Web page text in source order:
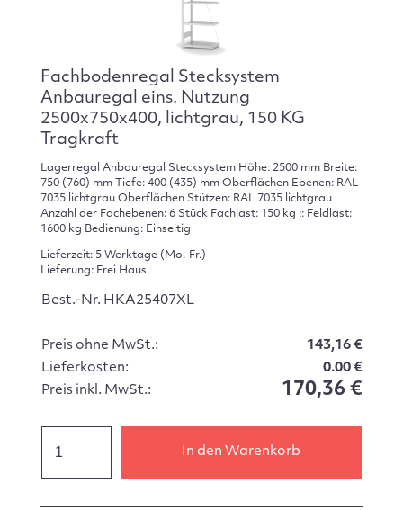
Fachbodenregal Stecksystem
Anbauregal eins. Nutzung
2500x750x400, lichtgrau, 150 KG
Tragkraft
Lagerregal Anbauregal Stecksystem Höhe: 2500 mm Breite:
750 (760) mm Tiefe: 400 (435) mm Oberflächen Ebenen: RAL
7035 lichtgrau Oberflächen Stützen: RAL 7035 lichtgrau
Anzahl der Fachebenen: 6 Stück Fachlast: 150 kg :: Feldlast:
1600 kg Bedienung: Einseitig
Lieferzeit: 5 Werktage (Mo.-Fr.)
Lieferung: Frei Haus
Best.-Nr. HKA25407XL
Preis ohne MwSt.:
143,16 €
Lieferkosten:
0.00 €
Preis inkl. MwSt.:
170,36 €
In den Warenkorb